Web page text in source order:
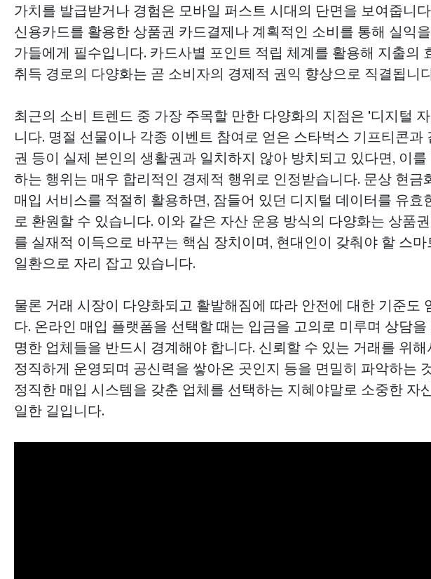
가치를 발급받거나 경험은 모바일 퍼스트 시대의 단면을 보여줍니
신용카드를 활용한 상품권 카드결제나 계획적인 소비를 통해 실익
가들에게 필수입니다. 카드사별 포인트 적립 체계를 활용해 지출의
취득 경로의 다양화는 곧 소비자의 경제적 권익 향상으로 직결됩니
최근의 소비 트렌드 중 가장 주목할 만한 다양화의 지점은 '디지털
니다. 명절 선물이나 각종 이벤트 참여로 얻은 스타벅스 기프티콘과
권 등이 실제 본인의 생활권과 일치하지 않아 방치되고 있다면, 이
하는 행위는 매우 합리적인 경제적 행위로 인정받습니다. 문상 현금
매입 서비스를 적절히 활용하면, 잠들어 있던 디지털 데이터를 유효
로 환원할 수 있습니다. 이와 같은 자산 운용 방식의 다양화는 상품
를 실재적 이득으로 바꾸는 핵심 장치이며, 현대인이 갖춰야 할 스마
일환으로 자리 잡고 있습니다.
물론 거래 시장이 다양화되고 활발해짐에 따라 안전에 대한 기준도
다. 온라인 매입 플랫폼을 선택할 때는 입금을 고의로 미루며 상담
명한 업체들을 반드시 경계해야 합니다. 신뢰할 수 있는 거래를 위
정직하게 운영되며 공신력을 쌓아온 곳인지 등을 면밀히 파악하는
정직한 매입 시스템을 갖춘 업체를 선택하는 지혜야말로 소중한 자
일한 길입니다.